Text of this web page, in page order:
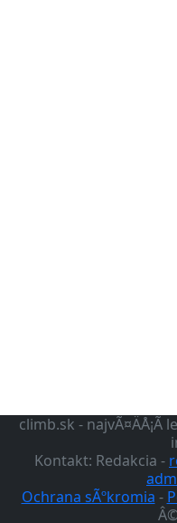
climb.sk -
Kontakt: Redakcia -
Ochrana sÃºkromia -